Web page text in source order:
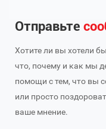
Отправьте
Хотите ли вы хотели
что, почему и как мы
помощи с тем, что вы
или просто
ваше мнение.